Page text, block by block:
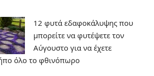
12 φυτά εδαφοκάλυψης που
μπορείτε να φυτέψετε τον
Αύγουστο για να έχετε
όλο το φθινόπωρο